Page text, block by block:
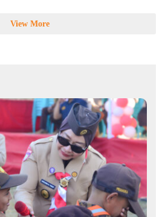
View More